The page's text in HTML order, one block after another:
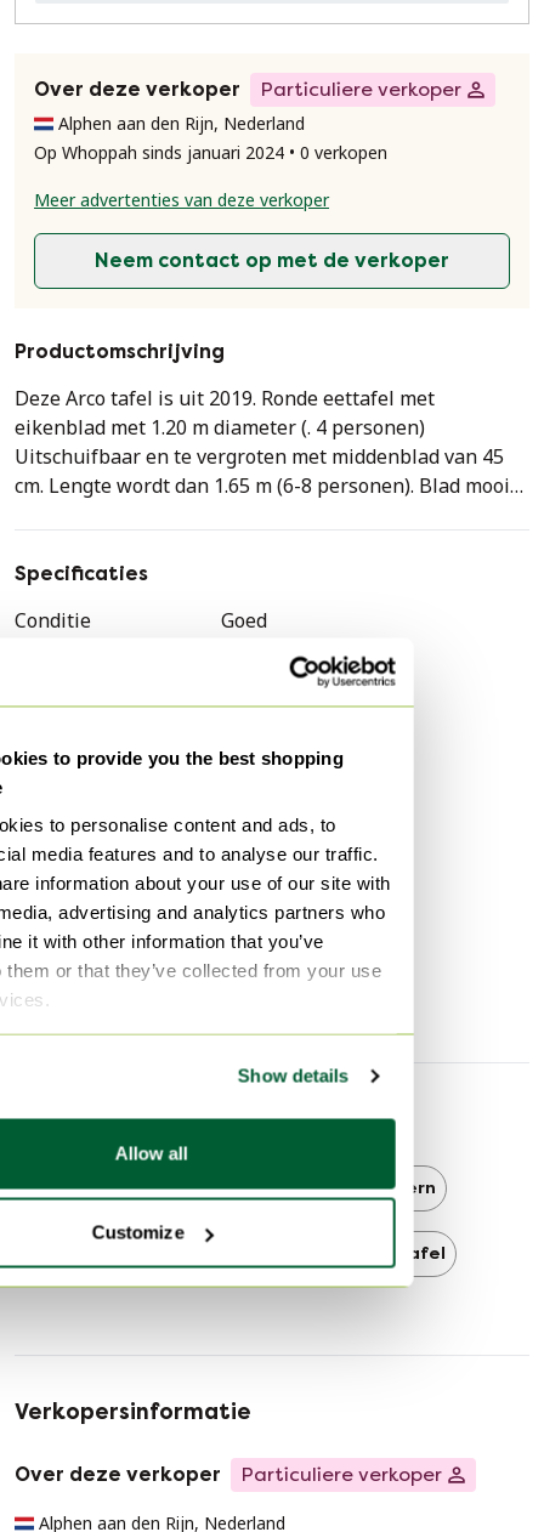
to provide you the best shopping
to personalise content and ads, to
media features and to analyse our traffic.
information about your use of our site with
advertising and analytics partners who
it with other information that you’ve
them or that they’ve collected from your use
Show details
Allow all
Customize
Over deze verkoper
Particuliere verkoper
Alphen aan den Rijn, Nederland
Op Whoppah sinds januari 2024 • 0 verkopen
Meer advertenties van deze verkoper
Neem contact op met de verkoper
Productomschrijving
Deze Arco tafel is uit 2019. Ronde eettafel met
eikenblad met 1.20 m diameter (. 4 personen)
Uitschuifbaar en te vergroten met middenblad van 45
cm. Lengte wordt dan 1.65 m (6-8 personen). Blad mooi
Specificaties
Conditie
Goed
Merk
Arco
1e eigenaar
Ja
Hoogte
76 cm
Breedte
120 cm
Diepte
120 cm
Gebruikssporen
Ontdek meer
Arco Arco Eettafels Modern
Design Eettafel
Verkopersinformatie
Over deze verkoper Particuliere verkoper
Alphen aan den Rijn, Nederland